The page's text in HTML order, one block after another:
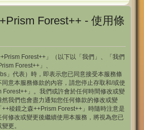
Forest++ - 使用條
Forest++」（以下以「我們」、「我們
Forest++」、
」代表）時，即表示您已同意接受本服務條
意本服務條款的內容，請您停止存取和/或使
Forest++」。我們或許會於任何時間修改或變
我們也會盡力通知您任何條款的修改或變
稜鏡之森++Prism Forest++」時隨時注意是
修改或變更後繼續使用本服務，將視為您已
更。